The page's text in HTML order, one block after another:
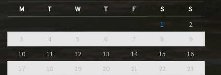
M
T W T F S
S
1
2
3
4 5 6 7 8
9
10
11 12 13 14 15
16
17
18 19 20 21 22
23